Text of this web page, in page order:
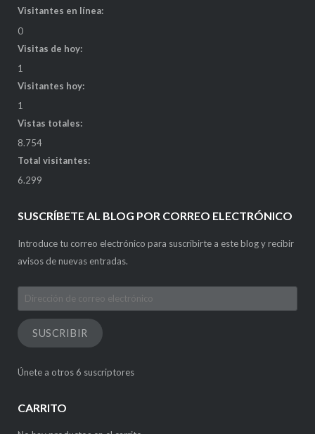
Visitantes en línea:
0
Visitas de hoy:
1
Visitantes hoy:
1
Vistas totales:
8.754
Total visitantes:
6.299
SUSCRÍBETE AL BLOG POR CORREO ELECTRÓNICO
Introduce tu correo electrónico para suscribirte a este blog y recibir
avisos de nuevas entradas.
Dirección
de
correo
electrónico
SUSCRIBIR
Únete a otros 6 suscriptores
CARRITO